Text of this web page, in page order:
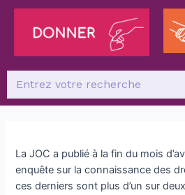
La JOC a publié à la fin du mois
enquête sur la connaissance des
ces derniers sont plus d’un sur